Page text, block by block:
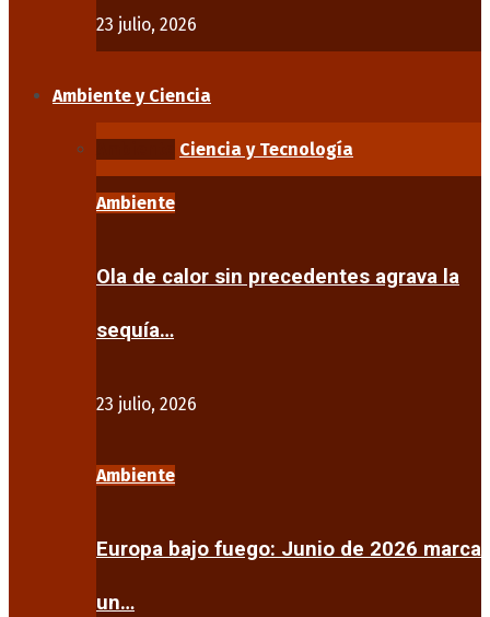
23 julio, 2026
Ambiente y Ciencia
Ciencia y Tecnología
Ambiente
Ola de calor sin precedentes agrava la
sequía…
23 julio, 2026
Ambiente
Europa bajo fuego: Junio de 2026 marca
un…